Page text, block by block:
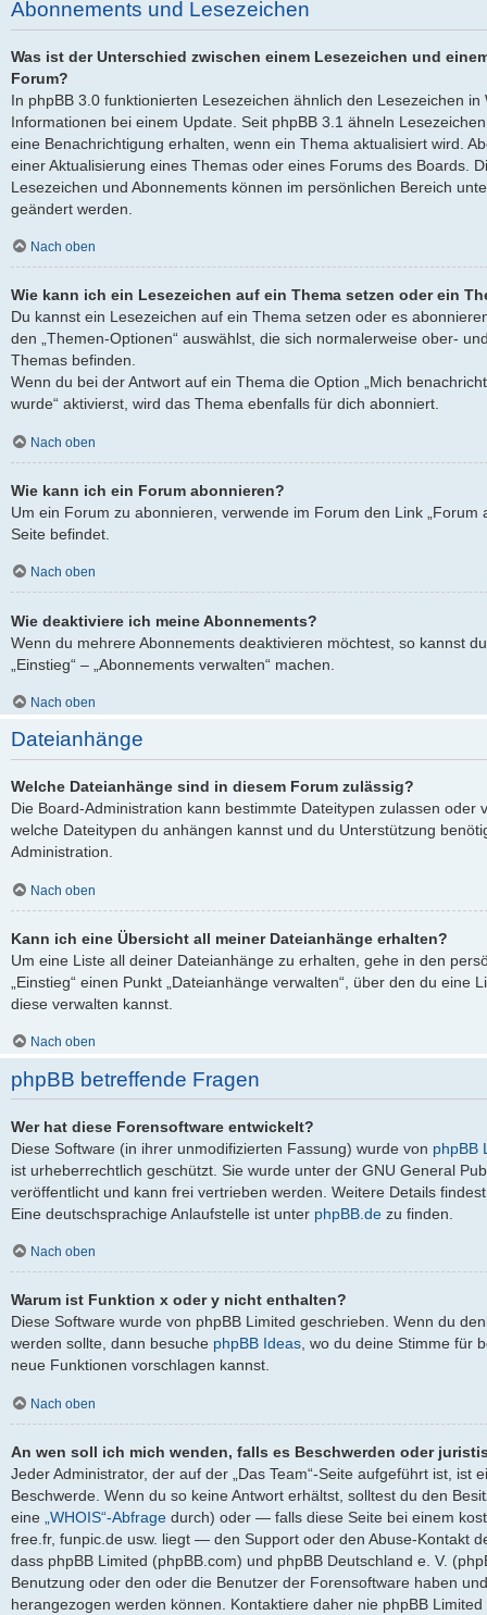
Abonnements und Lesezeichen
Was ist der Unterschied zwischen einem Lesezeichen und
Forum?
In phpBB 3.0 funktionierten Lesezeichen ähnlich den Lesezeichen
Informationen bei einem Update. Seit phpBB 3.1 ähneln
eine Benachrichtigung erhalten, wenn ein Thema aktualisiert wird.
einer Aktualisierung eines Themas oder eines Forums des Boards.
Lesezeichen und Abonnements können im persönlichen Bereich
geändert werden.
Nach oben
Wie kann ich ein Lesezeichen auf ein Thema setzen oder ein
Du kannst ein Lesezeichen auf ein Thema setzen oder es
den „Themen-Optionen“ auswählst, die sich normalerweise ober-
Themas befinden.
Wenn du bei der Antwort auf ein Thema die Option „Mich
wurde“ aktivierst, wird das Thema ebenfalls für dich abonniert.
Nach oben
Wie kann ich ein Forum abonnieren?
Um ein Forum zu abonnieren, verwende im Forum den Link „Forum
Seite befindet.
Nach oben
Wie deaktiviere ich meine Abonnements?
Wenn du mehrere Abonnements deaktivieren möchtest, so kannst
„Einstieg“ – „Abonnements verwalten“ machen.
Nach oben
Dateianhänge
Welche Dateianhänge sind in diesem Forum zulässig?
Die Board-Administration kann bestimmte Dateitypen zulassen oder
welche Dateitypen du anhängen kannst und du Unterstützung
Administration.
Nach oben
Kann ich eine Übersicht all meiner Dateianhänge erhalten?
Um eine Liste all deiner Dateianhänge zu erhalten, gehe in den
„Einstieg“ einen Punkt „Dateianhänge verwalten“, über den du
diese verwalten kannst.
Nach oben
phpBB betreffende Fragen
Wer hat diese Forensoftware entwickelt?
Diese Software (in ihrer unmodifizierten Fassung) wurde von phpBB
ist urheberrechtlich geschützt. Sie wurde unter der GNU General
veröffentlicht und kann frei vertrieben werden. Weitere Details
Eine deutschsprachige Anlaufstelle ist unter phpBB.de zu finden.
Nach oben
Warum ist Funktion x oder y nicht enthalten?
Diese Software wurde von phpBB Limited geschrieben. Wenn du
werden sollte, dann besuche phpBB Ideas, wo du deine Stimme für
neue Funktionen vorschlagen kannst.
Nach oben
An wen soll ich mich wenden, falls es Beschwerden oder
Jeder Administrator, der auf der „Das Team“-Seite aufgeführt ist, ist
Beschwerde. Wenn du so keine Antwort erhältst, solltest du den
eine „WHOIS“-Abfrage durch) oder — falls diese Seite bei einem
free.fr, funpic.de usw. liegt — den Support oder den Abuse-Kontakt
dass phpBB Limited (phpBB.com) und phpBB Deutschland e. V.
Benutzung oder den oder die Benutzer der Forensoftware haben
herangezogen werden können. Kontaktiere daher nie phpBB